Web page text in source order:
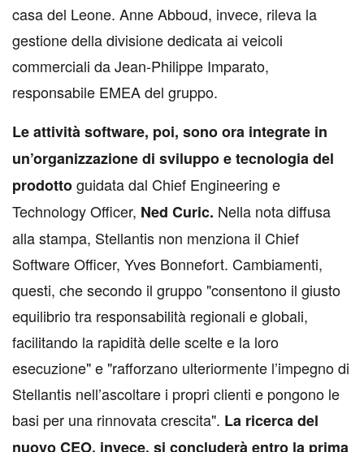
casa del Leone. Anne Abboud, invece, rileva la
gestione della divisione dedicata ai veicoli
commerciali da Jean-Philippe Imparato,
responsabile EMEA del gruppo.
Le attività software, poi, sono ora integrate in
un’organizzazione di sviluppo e tecnologia del
prodottoguidata dal Chief Engineering e
Technology Officer, Ned Curic. Nella nota diffusa
alla stampa, Stellantis non menziona il Chief
Software Officer, Yves Bonnefort. Cambiamenti,
questi, che secondo il gruppo "consentono il giusto
equilibrio tra responsabilità regionali e globali,
facilitando la rapidità delle scelte e la loro
esecuzione" e "rafforzano ulteriormente l’impegno di
Stellantis nell’ascoltare i propri clienti e pongono le
basi per una rinnovata crescita". La ricerca del
nuovo CEO, invece, si concluderà entro la prima